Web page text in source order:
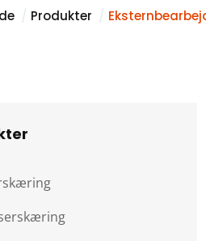
Produkter